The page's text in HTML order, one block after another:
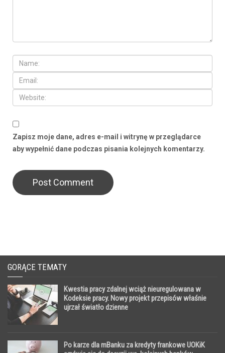
Zapisz moje dane, adres e-mail i witrynę w przeglądarce
aby wypełnić dane podczas pisania kolejnych komentarzy.
GORĄCE TEMATY
Kwestia pracy zdalnej wciąż nieuregulowana w
Kodeksie pracy. Nowy projekt przepisów właśnie
ujrzał światło dzienne
Po karze dla mBanku za kredyty frankowe UOKiK